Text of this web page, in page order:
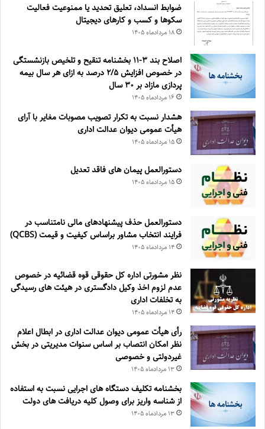
ضوابط انسداد، تعليق تحديد يا ممنوعيت فعاليت
سكوها و كسب و كارهای ديجيتال
۱۸ مرداد‌ماه ۱۴۰۵
اصلاح بند ۳‏-۱۱ بخشنامه تنقیح و تلخیص بازنشستگی
در خصوص افزایش ۵‏‏‏‏‏‏‏‏‏/۲ درصد به ازای هر سال بیمه
پردازی مازاد بر ۳۰‏ سال
۱۶ مرداد‌ماه ۱۴۰۵
هشدار نسبت به تکرار تصویب مصوبات مغایر با آرای
هیأت عمومی دیوان عدالت اداری
۱۵ مرداد‌ماه ۱۴۰۵
دستورالعمل پیمان های فاقد تعدیل
۱۵ مرداد‌ماه ۱۴۰۵
دستورالعمل حذف پيشنهادهای مالی نامتناسب در
فرايند انتخاب مشاور براساس كيفيت و قيمت (QCBS)
۱۴ مرداد‌ماه ۱۴۰۵
نظر مشورتی اداره کل حقوقی قوه قضائیه در خصوص
عدم لزوم اخذ وکیل دادگستری در هیئت های رسیدگی
به تخلفات اداری
۱۴ مرداد‌ماه ۱۴۰۵
رأی هیأت عمومی دیوان عدالت اداری در ابطال اعلام
نظر امکان انتصاب بر اساس سنوات مدیریتی در بخش
غیردولتی و خصوصی
۱۳ مرداد‌ماه ۱۴۰۵
بخشنامه تکلیف دستگاه های اجرایی نسبت به استفاده
از شناسه واریز برای وصول کلیه دریافت های دولت
۱۳ مرداد‌ماه ۱۴۰۵